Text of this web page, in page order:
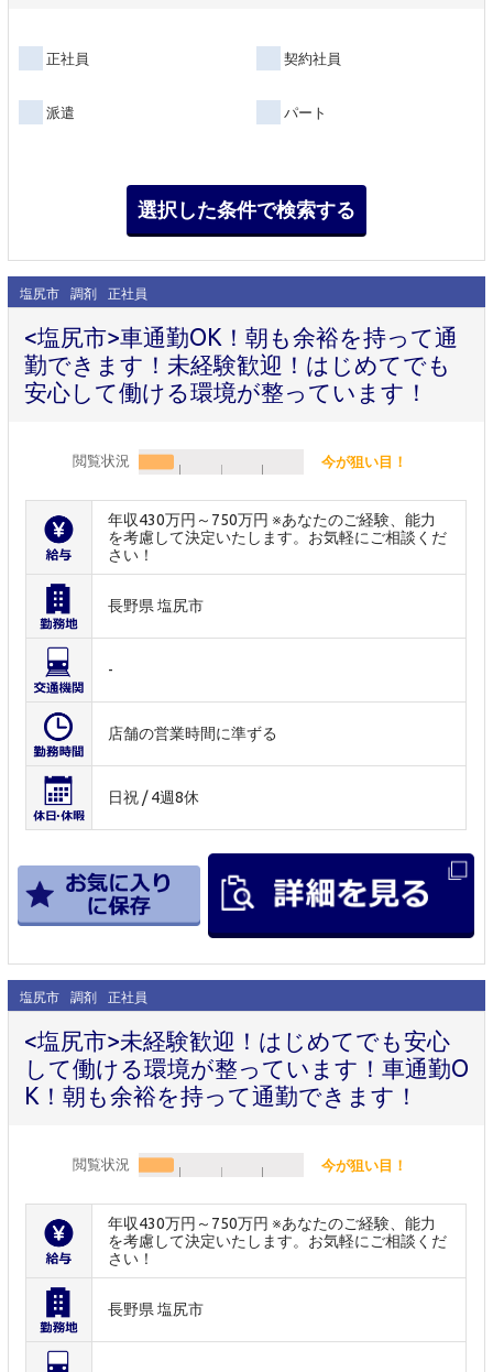
正社員 契約社員
派遣 パート
塩尻市 調剤 正社員
<塩尻市>車通勤OK！朝も余裕を持って通
勤できます！未経験歓迎！はじめてでも
安心して働ける環境が整っています！
閲覧状況 今が狙い目！
年収430万円～750万円 ※あなたのご経験、能力
を考慮して決定いたします。お気軽にご相談くだ
さい！
長野県 塩尻市
-
店舗の営業時間に準ずる
日祝 / 4週8休
塩尻市 調剤 正社員
<塩尻市>未経験歓迎！はじめてでも安心
して働ける環境が整っています！車通勤O
K！朝も余裕を持って通勤できます！
閲覧状況 今が狙い目！
年収430万円～750万円 ※あなたのご経験、能力
を考慮して決定いたします。お気軽にご相談くだ
さい！
長野県 塩尻市